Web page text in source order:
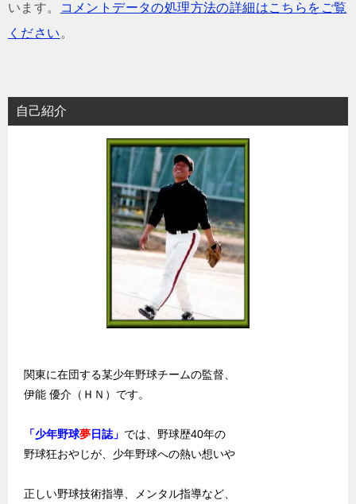
います。
コメントデータの処理方法の詳細はこちらをご覧
ください 。
自己紹介
関東に在団する某少年野球チームの監督、
伊能 優介（ＨＮ）です。
「少年野球夢日誌」 では、野球歴40年の
野球狂おやじが、少年野球への熱い想いや
正しい野球技術指導、メンタル指導など、